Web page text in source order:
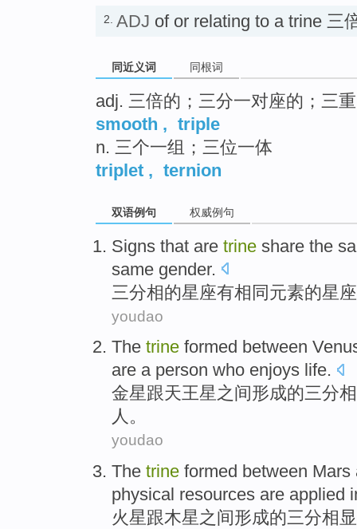
2. ADJ of or relating to a trine 三
同近义词 同根词
adj. 三倍的；三分一对座的；三
smooth , triple
n. 三个一组；三位一体
triplet , ternion
双语例句 权威例句
Signs that are trine share the
same gender.
三分相的星座有相同 元素的星座
youdao
The trine formed between
are a person who enjoys life.
金星跟天王星之间形成的三分相
人 。
youdao
The trine formed between Mars
physical resources are applied
火星跟木星之间形成的三分相